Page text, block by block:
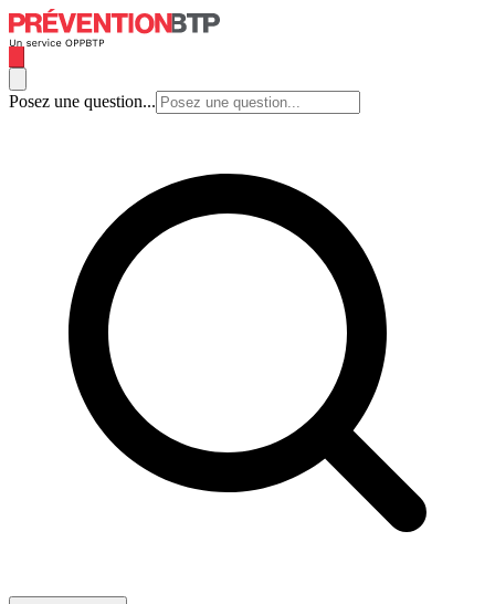
Posez une question...